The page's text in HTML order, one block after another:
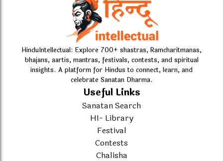
HinduIntellectual: Explore 700+ shastras, Ramcharitmanas,
bhajans, aartis, mantras, festivals, contests, and spiritual
insights. A platform for Hindus to connect, learn, and
celebrate Sanatan Dharma.
Useful Links
Sanatan Search
HI- Library
Festival
Contests
Chalisha